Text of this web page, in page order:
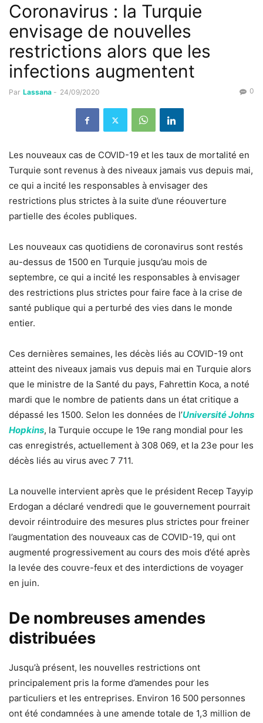
Coronavirus : la Turquie
envisage de nouvelles
restrictions alors que les
infections augmentent
Par Lassana - 24/09/2020 0
Les nouveaux cas de COVID-19 et les taux de mortalité en
Turquie sont revenus à des niveaux jamais vus depuis mai,
ce qui a incité les responsables à envisager des
restrictions plus strictes à la suite d’une réouverture
partielle des écoles publiques.
Les nouveaux cas quotidiens de coronavirus sont restés
au-dessus de 1500 en Turquie jusqu’au mois de
septembre, ce qui a incité les responsables à envisager
des restrictions plus strictes pour faire face à la crise de
santé publique qui a perturbé des vies dans le monde
entier.
Ces dernières semaines, les décès liés au COVID-19 ont
atteint des niveaux jamais vus depuis mai en Turquie alors
que le ministre de la Santé du pays, Fahrettin Koca, a noté
mardi que le nombre de patients dans un état critique a
dépassé les 1500. Selon les données de l’Université Johns
Hopkins, la Turquie occupe le 19e rang mondial pour les
cas enregistrés, actuellement à 308 069, et la 23e pour les
décès liés au virus avec 7 711.
La nouvelle intervient après que le président Recep Tayyip
Erdogan a déclaré vendredi que le gouvernement pourrait
devoir réintroduire des mesures plus strictes pour freiner
l’augmentation des nouveaux cas de COVID-19, qui ont
augmenté progressivement au cours des mois d’été après
la levée des couvre-feux et des interdictions de voyager
en juin.
De nombreuses amendes
distribuées
Jusqu’à présent, les nouvelles restrictions ont
principalement pris la forme d’amendes pour les
particuliers et les entreprises. Environ 16 500 personnes
ont été condamnées à une amende totale de 1,3 million de